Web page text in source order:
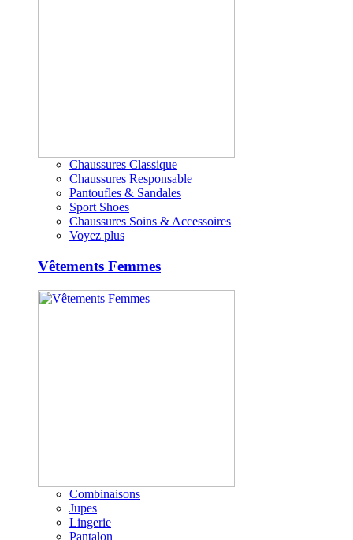
Chaussures Classique
Chaussures Responsable
Pantoufles & Sandales
Sport Shoes
Chaussures Soins & Accessoires
Voyez plus
Vêtements Femmes
Combinaisons
Jupes
Lingerie
Pantalon